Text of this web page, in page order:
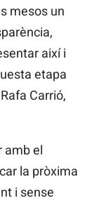
mesos un
així i
etapa
Carrió,
amb el
la pròxima
i sense